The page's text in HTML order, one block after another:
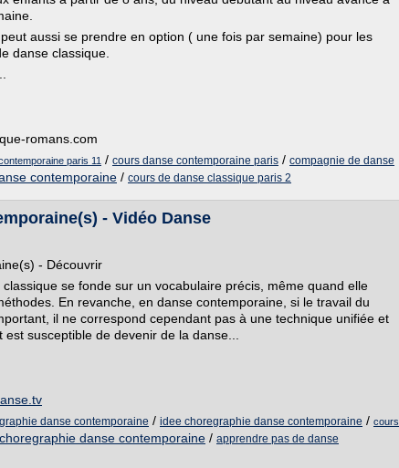
aussi se prendre en option ( une fois par semaine) pour les
danse classique.
romans.com
paris 11 / cours danse contemporaine paris / compagnie de danse
contemporaine / cours de danse classique paris 2
- Vidéo Danse
- Découvrir
se fonde sur un vocabulaire précis, même quand elle
En revanche, en danse contemporaine, si le travail du
il ne correspond cependant pas à une technique unifiée et
susceptible de devenir de la danse...
danse contemporaine / idee choregraphie danse contemporaine / cours
choregraphie danse contemporaine / apprendre pas de danse